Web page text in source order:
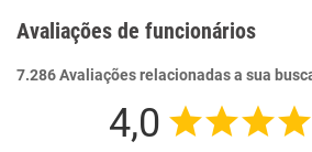
Avaliações de funcionários
7.286 Avaliações relacionadas a sua
4,0